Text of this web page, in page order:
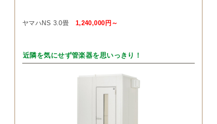
ヤマハNS 3.0畳 1,240,000円～
近隣を気にせず管楽器を思いっきり！